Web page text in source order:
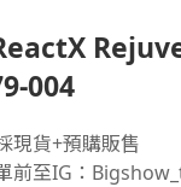
004
現貨+預購販售
前至IG：